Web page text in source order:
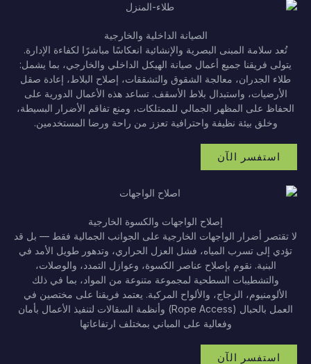
الصيانة الداخلية والخارجية
تُعد سلامة المبنى البصرية والإنشائية انعكاسًا مباشرًا لكفاءة الإدارة.
يتولى فريقنا جميع أعمال صيانة الهيكل الداخلي والخارجي، بما يشمل:
طلاء الجدران، معالجة الشقوق والتشققات، إصلاح البلاط، إعادة صقل
الأرضيات، واستبدال بلاط الأسقف. تساعد هذه الأعمال الدورية على
الحفاظ على المظهر الجمالي للممتلكات، ومنع تفاقم الأضرار البسيطة،
وخلق بيئة نظيفة واحترافية تعزز من راحة ورضا المستخدمين.
استفسر الآن
إصلاح الواجهات والكسوة الخارجية
لا تقتصر أضرار الواجهات الخارجية على الجوانب الجمالية فقط — بل قد
تؤدي إلى تسرب المياه، فشل العزل الحراري، وتدهور طويل الأمد في
البنية. نقوم بإصلاح عناصر الكسوة، وعوازل التمدد، والوصلات،
والتشطيبات السطحية لمجموعة متنوعة من المواد، بما في ذلك
الألومنيوم، الزجاج، والألواح المركبة. يعتمد فريقنا على مختصين في
العمل بالحبال (Rope Access) وأنظمة السقالات لتنفيذ الأعمال بأمان
وفعالية على المباني بمختلف ارتفاعاتها
استفسر الآن